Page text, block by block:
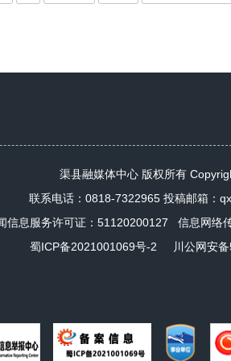
渠县融媒体中心 版权所有
联系电话：0818-7322965 投稿邮箱：
信息服务许可证： 51120200127
信息网络
蜀ICP备2021001069号-2
川公网安